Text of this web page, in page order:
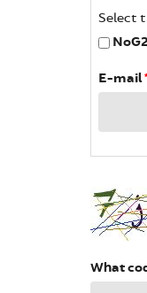
Select
E-mail*
What